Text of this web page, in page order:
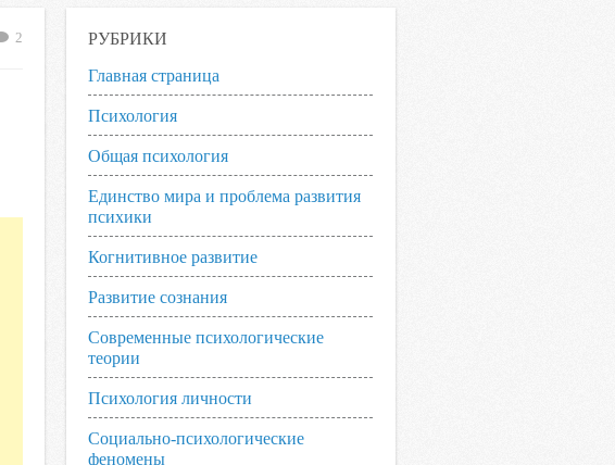
2 РУБРИКИ
Главная страница
Психология
Общая психология
Единство мира и проблема развития
психики
Когнитивное развитие
Развитие сознания
Современные психологические
теории
Психология личности
Социально-психологические
феномены